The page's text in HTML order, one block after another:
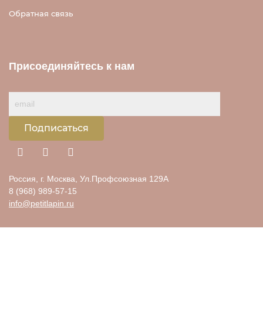
Обратная связь
Присоединяйтесь к нам
Подписаться
Россия, г. Москва, Ул.Профсоюзная 129А
8 (968) 989-57-15
info@petitlapin.ru